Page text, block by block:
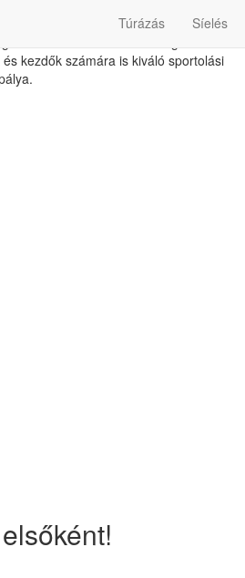
Túrázás Síelés
számára biztos pontot jelent a Mátra
kezdők számára is kiváló sportolási